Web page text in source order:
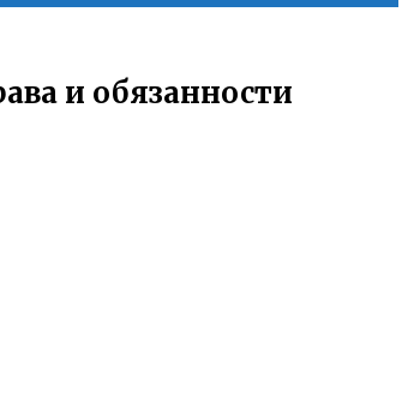
и обязанности